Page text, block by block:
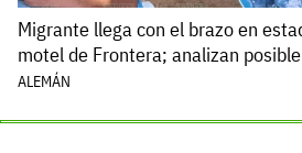
Migrante llega con el brazo en
motel de Frontera; analizan
ALEMÁN